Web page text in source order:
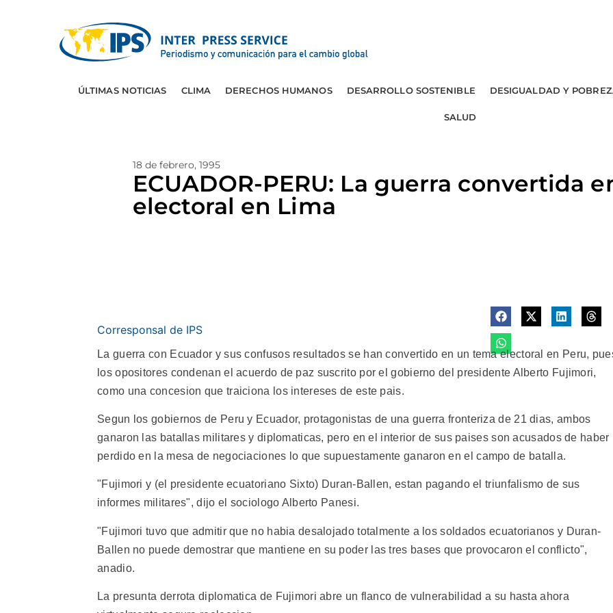
ÚLTIMAS NOTICIAS CLIMA DERECHOS HUMANOS DESARROLLO SOSTENIBLE DESIGUALDAD Y
SALUD
18 de febrero, 1995
ECUADOR-PERU: La guerra convertida
electoral en Lima
Corresponsal de IPS
La guerra con Ecuador y sus confusos resultados se han convertido en un tema electoral en Peru,
los opositores condenan el acuerdo de paz suscrito por el gobierno del presidente Alberto Fujimori,
como una concesion que traiciona los intereses de este pais.
Segun los gobiernos de Peru y Ecuador, protagonistas de una guerra fronteriza de 21 dias, ambos
ganaron las batallas militares y diplomaticas, pero en el interior de sus paises son acusados de haber
perdido en la mesa de negociaciones lo que supuestamente ganaron en el campo de batalla.
"Fujimori y (el presidente ecuatoriano Sixto) Duran-Ballen, estan pagando el triunfalismo de sus
informes militares", dijo el sociologo Alberto Panesi.
"Fujimori tuvo que admitir que no habia desalojado totalmente a los soldados ecuatorianos y Duran-
Ballen no puede demostrar que mantiene en su poder las tres bases que provocaron el conflicto",
anadio.
La presunta derrota diplomatica de Fujimori abre un flanco de vulnerabilidad a su hasta ahora